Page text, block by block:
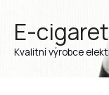
obsahE-
Kvalitní výrobce